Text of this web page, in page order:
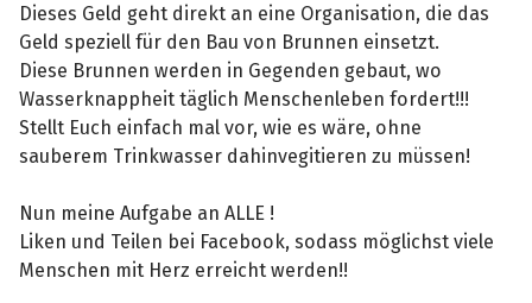
Dieses Geld geht direkt an eine Organisation, die das
Geld speziell für den Bau von Brunnen einsetzt.
Diese Brunnen werden in Gegenden gebaut, wo
Wasserknappheit täglich Menschenleben fordert!!!
Stellt Euch einfach mal vor, wie es wäre, ohne
sauberem Trinkwasser dahinvegitieren zu müssen!
Nun meine Aufgabe an ALLE !
Liken und Teilen bei Facebook, sodass möglichst viele
Menschen mit Herz erreicht werden!!